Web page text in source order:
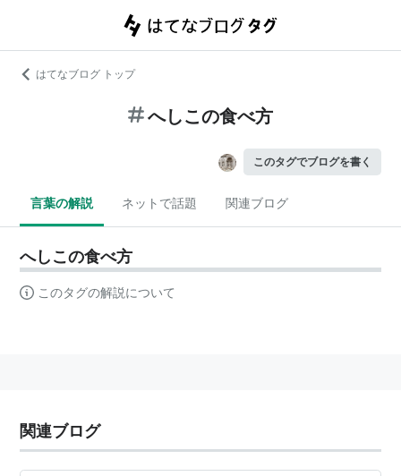
はてなブログ トップ
へしこの食べ方
このタグでブログを書く
言葉の解説 ネットで話題 関連ブログ
へしこの食べ方
このタグの解説について
関連ブログ